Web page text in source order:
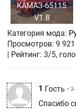
КАМАЗ-65115
V1.8
Категория мода:
Просмотров: 9 921
| Рейтинг: 3/5,
1 Гость •
Спасибо